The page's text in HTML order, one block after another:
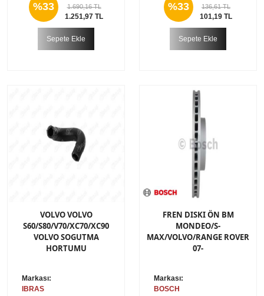
%33 1.690,16 TL
1.251,97 TL
Sepete Ekle
%33 136,61 TL
101,19 TL
Sepete Ekle
VOLVO VOLVO
S60/S80/V70/XC70/XC90
VOLVO SOGUTMA
HORTUMU
Markası:
IBRAS
FREN DISKI ÖN BM
MONDEO/S-
MAX/VOLVO/RANGE ROVER
07-
Markası:
BOSCH